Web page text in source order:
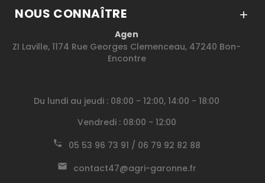
NOUS CONNAÎTRE

Agen
ZI Laville, 1174 Rue Georges Clemenceau, 47240 Bon-
Encontre
Du lundi au jeudi : 08:00 - 12:00, 14:00 - 18:00
Vendredi : 08:00 - 12:00
05 53 96 73 91 / 06 79 92 82 88
contact47@agri-garonne.fr